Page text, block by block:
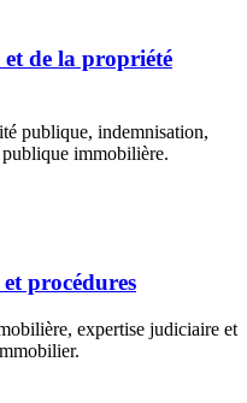
de la propriété
publique, indemnisation,
immobilière.
procédures
expertise judiciaire et